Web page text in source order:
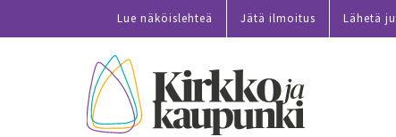
Lue näköislehteä Jätä ilmoitus Lähetä